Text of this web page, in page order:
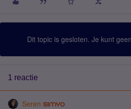
Dit topic is gesloten. Je kunt
1 reactie
Seren